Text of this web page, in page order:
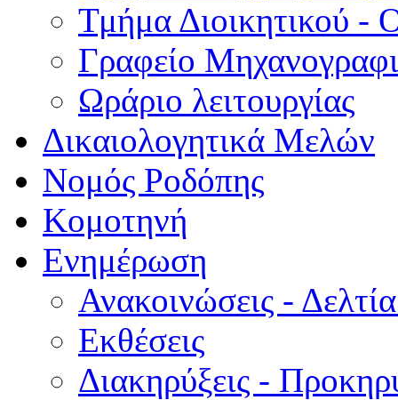
Τμήμα Διοικητικού -
Γραφείο
Ωράριο λειτουργίας
Δικαιολογητικά Μελών
Νομός Ροδόπης
Κομοτηνή
Ενημέρωση
Ανακοινώσεις -
Εκθέσεις
Διακηρύξεις -